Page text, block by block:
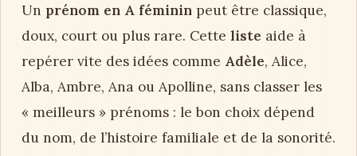
Un prénom en A féminin peut être classique,
doux, court ou plus rare. Cette liste aide à
repérer vite des idées comme Adèle, Alice,
Alba, Ambre, Ana ou Apolline, sans classer les
« meilleurs » prénoms : le bon choix dépend
du nom, de l’histoire familiale et de la sonorité.